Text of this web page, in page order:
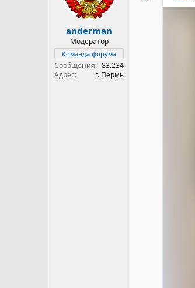
anderman
Модератор
Команда форума
Сообщения
83.234
Адрес
г. Пермь